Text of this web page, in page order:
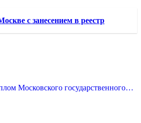
с занесением в реестр
Московского государственного…